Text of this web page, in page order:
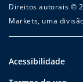
Direitos autorais ©
Markets, uma
Acessibilidade